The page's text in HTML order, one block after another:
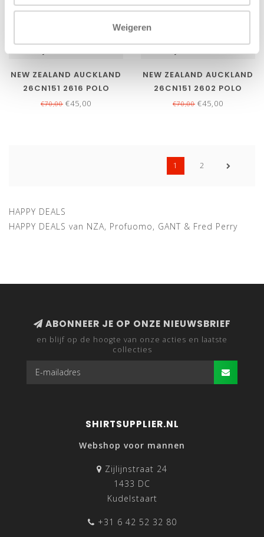
Weigeren
NEW ZEALAND AUCKLAND
26CN151 2616 POLO
DONKERBLAUW
€70,00 €45,00
NEW ZEALAND AUCKLAND
26CN151 2602 POLO
BLAUW STRUCTUUR
€70,00 €45,00
1 2
HAPPY DEALS
HAPPY DEALS van NZA, Profuomo, GANT & Fred Perry
ABONNEER JE OP ONZE NIEUWSBRIEF
en blijf op de hoogte van onze acties en laatste
collecties
SHIRTSUPPLIER.NL
Webshop voor mannen
Zijlijnstraat 24
1433 DC
Kudelstaart
+31 6 42 52 32 80